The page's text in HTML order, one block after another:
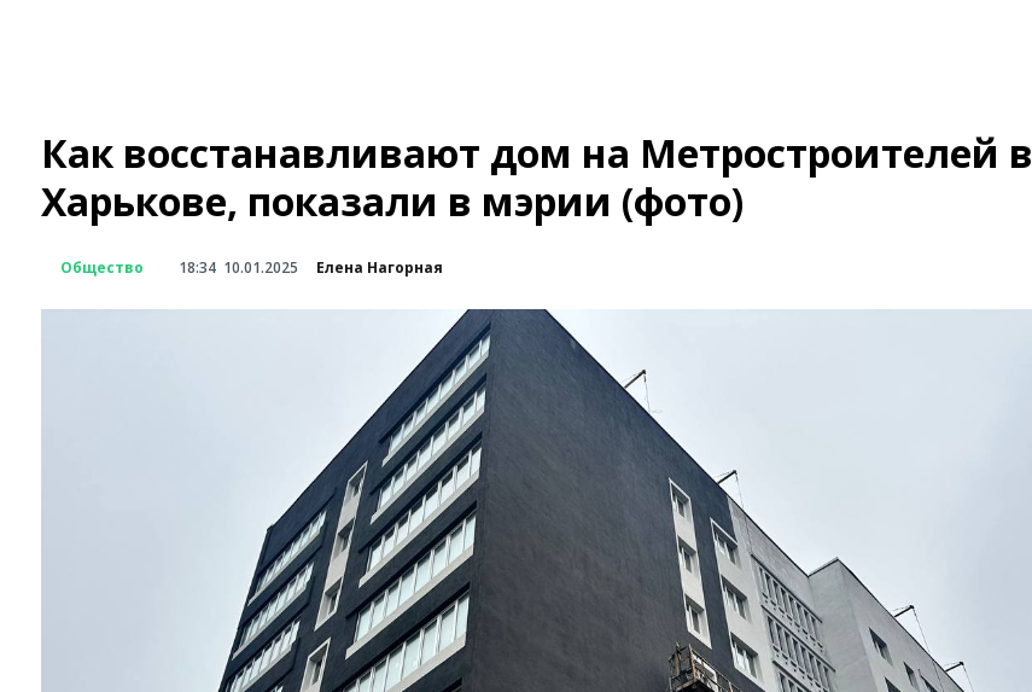
Как восстанавливают дом на Метростроителей в
Харькове, показали в мэрии (фото)
Общество 18:34 10.01.2025 Елена Нагорная